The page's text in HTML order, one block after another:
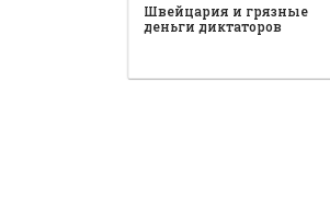
Швейцария и грязные
деньги диктаторов